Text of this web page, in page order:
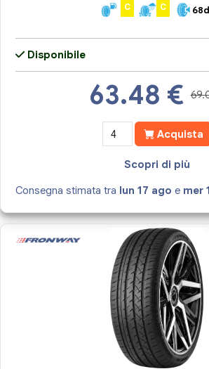
C C
Disponibile
63.48 €
Acquista
Scopri di più
Consegna stimata tra lun 17 ago e mer